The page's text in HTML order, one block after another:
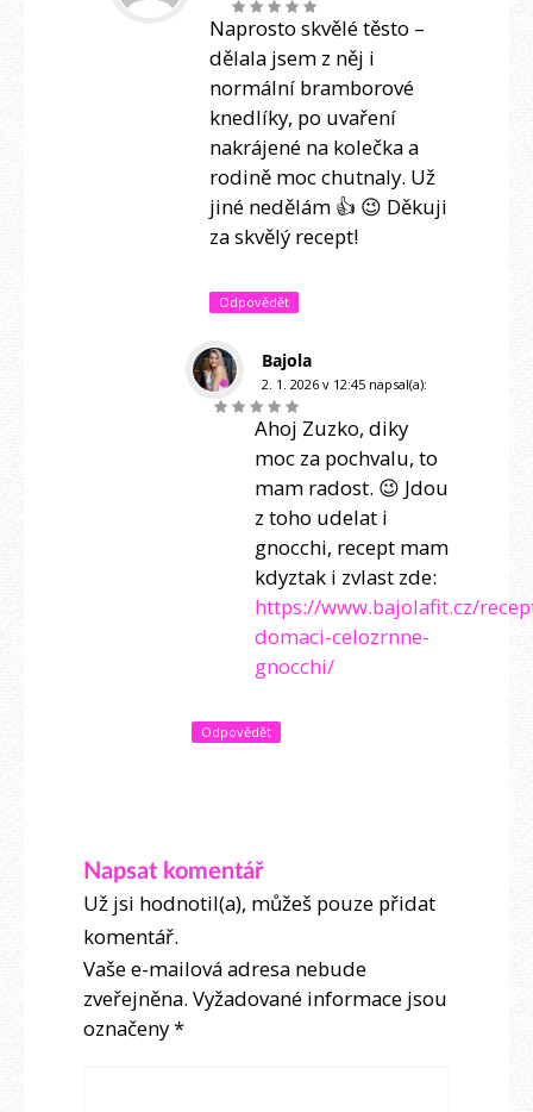
Naprosto skvělé těsto –
dělala jsem z něj i
normální bramborové
knedlíky, po uvaření
nakrájené na kolečka a
rodině moc chutnaly. Už
jiné nedělám 👍 😉 Děkuji
za skvělý recept!
Odpovědět
Bajola
2. 1. 2026 v 12:45 napsal(a):
Ahoj Zuzko, diky
moc za pochvalu, to
mam radost. 😉 Jdou
z toho udelat i
gnocchi, recept mam
kdyztak i zvlast zde:
https://www.bajolafit.cz/
domaci-celozrnne-
gnocchi/
Odpovědět
Napsat komentář
Už jsi hodnotil(a), můžeš pouze přidat
komentář.
Vaše e-mailová adresa nebude
zveřejněna. Vyžadované informace jsou
označeny*